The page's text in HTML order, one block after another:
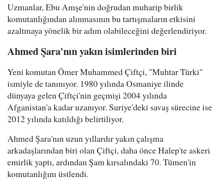
Uzmanlar, Ebu Amşe'nin doğrudan muharip birlik
komutanlığından alınmasının bu tartışmaların etkisini
azaltmaya yönelik bir adım olabileceğini değerlendiriyor.
Ahmed Şara'nın yakın isimlerinden biri
Yeni komutan Ömer Muhammed Çiftçi, "Muhtar Türki"
ismiyle de tanınıyor. 1980 yılında Osmaniye ilinde
dünyaya gelen Çiftçi'nin geçmişi 2004 yılında
Afganistan'a kadar uzanıyor. Suriye'deki savaş sürecine ise
2012 yılında katıldığı belirtiliyor.
Ahmed Şara'nın uzun yıllardır yakın çalışma
arkadaşlarından biri olan Çiftçi, daha önce Halep'te askeri
emirlik yaptı, ardından Şam kırsalındaki 70. Tümen'in
komutanlığını üstlendi.